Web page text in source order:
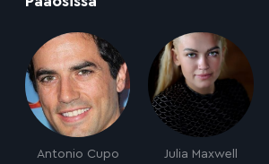
Antonio Cupo Julia Maxwell